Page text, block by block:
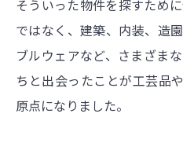
そういった物件を探すため
ではなく、建築、内装、造
ブルウェアなど、さまざま
ちと出会ったことが工芸品
原点になりました。